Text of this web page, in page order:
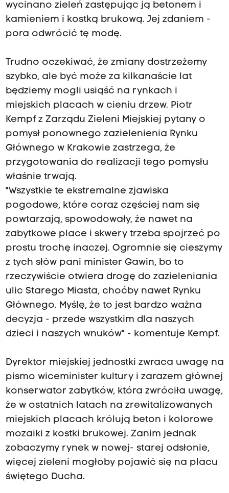
wycinano zieleń zastępując ją betonem i
kamieniem i kostką brukową. Jej zdaniem -
pora odwrócić tę modę.
Trudno oczekiwać, że zmiany dostrzeżemy
szybko, ale być może za kilkanaście lat
będziemy mogli usiąść na rynkach i
miejskich placach w cieniu drzew. Piotr
Kempf z Zarządu Zieleni Miejskiej pytany o
pomysł ponownego zazielenienia Rynku
Głównego w Krakowie zastrzega, że
przygotowania do realizacji tego pomysłu
właśnie trwają.
"Wszystkie te ekstremalne zjawiska
pogodowe, które coraz częściej nam się
powtarzają, spowodowały, że nawet na
zabytkowe place i skwery trzeba spojrzeć po
prostu trochę inaczej. Ogromnie się cieszymy
z tych słów pani minister Gawin, bo to
rzeczywiście otwiera drogę do zazieleniania
ulic Starego Miasta, choćby nawet Rynku
Głównego. Myślę, że to jest bardzo ważna
decyzja - przede wszystkim dla naszych
dzieci i naszych wnuków" - komentuje Kempf.
Dyrektor miejskiej jednostki zwraca uwagę na
pismo wiceminister kultury i zarazem głównej
konserwator zabytków, która zwróciła uwagę,
że w ostatnich latach na zrewitalizowanych
miejskich placach królują beton i kolorowe
mozaiki z kostki brukowej. Zanim jednak
zobaczymy rynek w nowej- starej odsłonie,
więcej zieleni mogłoby pojawić się na placu
świętego Ducha.